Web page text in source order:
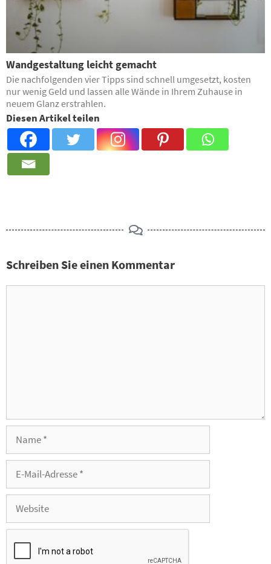
Wandgestaltung leicht gemacht
Die nachfolgenden vier Tipps sind schnell umgesetzt, kosten
nur wenig Geld und lassen alle Wände in Ihrem Zuhause in
neuem Glanz erstrahlen.
Diesen Artikel teilen
Schreiben Sie einen Kommentar